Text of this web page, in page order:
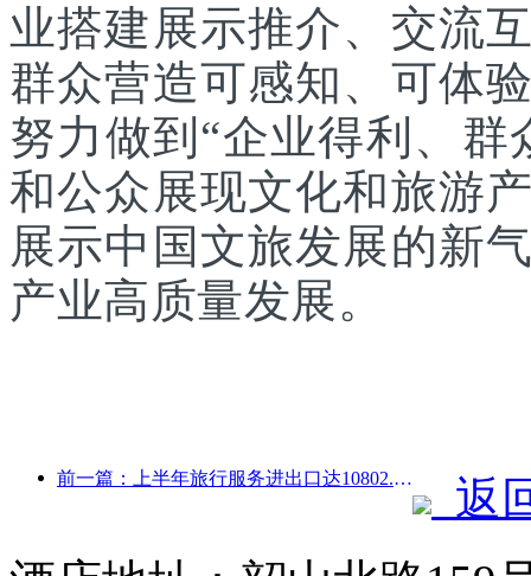
业搭建展示推介、交流
群众营造可感知、可体
努力做到“企业得利、
和公众展现文化和旅游
展示中国文旅发展的新
产业高质量发展。
前一篇：上半年旅行服务进出口达10802.9亿元
返